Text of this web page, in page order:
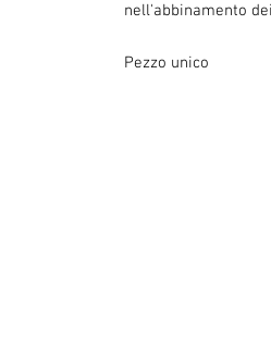
nell'abbinamento
Pezzo unico